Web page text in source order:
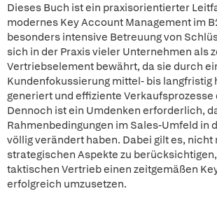
Dieses Buch ist ein praxisorientierter
modernes Key Account Management im
besonders intensive Betreuung von
sich in der Praxis vieler Unternehmen als
Vertriebselement bewährt, da sie durch
Kundenfokussierung mittel- bis langfristig
generiert und effiziente
Dennoch ist ein Umdenken erforderlich,
Rahmenbedingungen im Sales-Umfeld in
völlig verändert haben. Dabei gilt es, nicht
strategischen Aspekte zu
taktischen Vertrieb einen zeitgemäßen
erfolgreich umzusetzen.